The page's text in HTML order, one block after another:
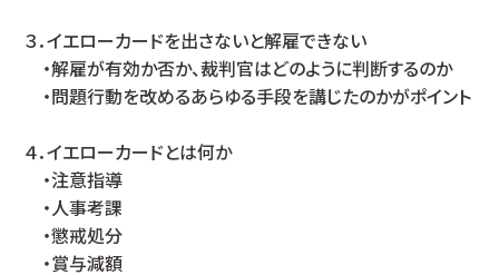
３．イエローカードを出さないと解雇できない
・解雇が有効か否か、裁判官はどのように判断するのか
・問題行動を改めるあらゆる手段を講じたのかがポイント
４．イエローカードとは何か
・注意指導
・人事考課
・懲戒処分
・賞与減額